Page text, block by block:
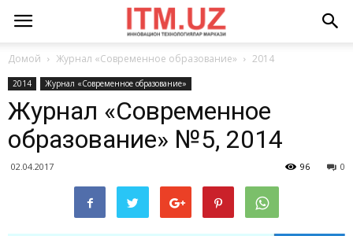
Домой Журнал «Современное образование» 2014
2014 Журнал «Современное образование»
Журнал «Современное
образование» №5, 2014
02.04.2017 0
96